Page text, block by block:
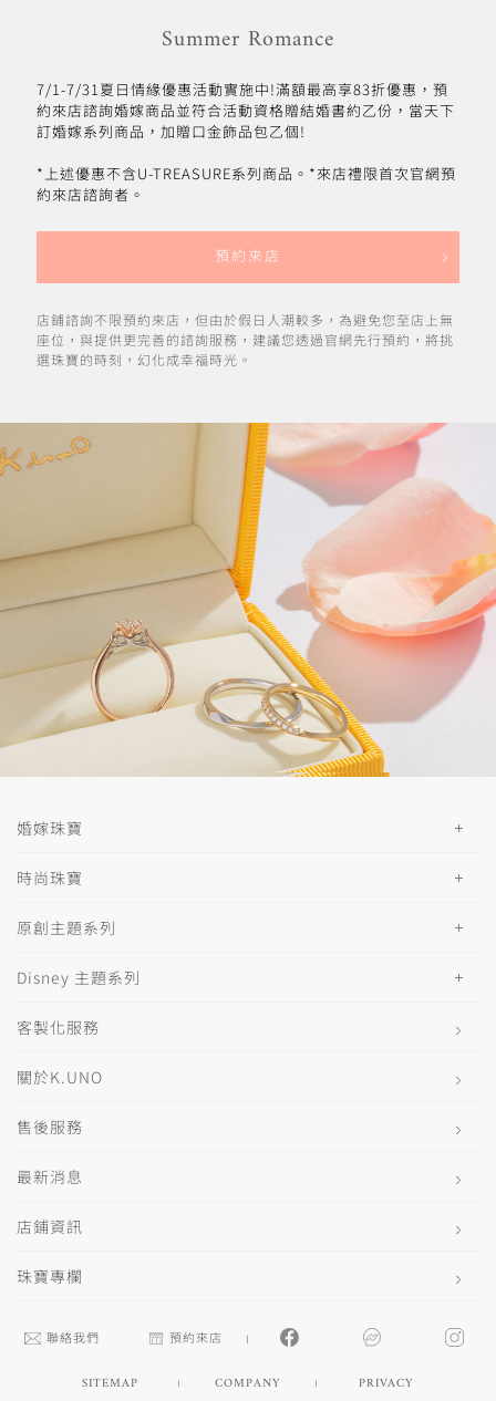
Summer Romance
7/1-7/31夏日情緣優惠活動實施中!滿額最高享83折優惠，預
約來店諮詢婚嫁商品並符合活動資格贈結婚書約乙份，當天下
訂婚嫁系列商品，加贈口金飾品包乙個!
*上述優惠不含U-TREASURE系列商品。*來店禮限首次官網預
約來店諮詢者。
預約來店
店鋪諮詢不限預約來店，但由於假日人潮較多，為避免您至店上無
座位，與提供更完善的諮詢服務，建議您透過官網先行預約，將挑
選珠寶的時刻，幻化成幸福時光。
婚嫁珠寶
時尚珠寶
原創主題系列
Disney 主題系列
客製化服務
關於K.UNO
售後服務
最新消息
店鋪資訊
珠寶專欄
聯絡我們 預約來店
SITEMAP COMPANY PRIVACY